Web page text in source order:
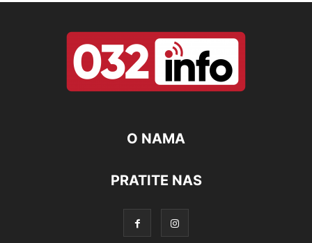
O NAMA
PRATITE NAS